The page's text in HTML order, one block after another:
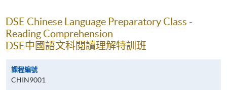
DSE Chinese Language Preparatory Class -
Reading Comprehension
DSE中國語文科閱讀理解特訓班
課程編號
CHIN9001